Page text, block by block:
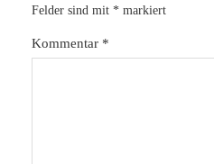
Felder sind mit * markiert
Kommentar *